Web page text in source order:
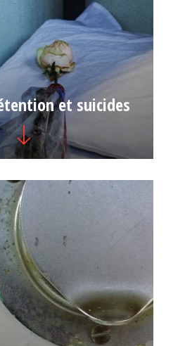
et suicides